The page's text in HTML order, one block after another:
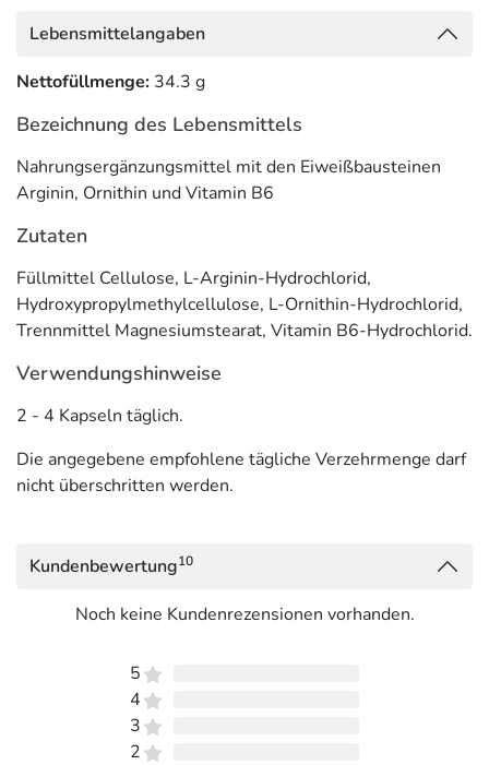
Lebensmittelangaben
Nettofüllmenge: 34.3 g
Bezeichnung des Lebensmittels
Nahrungsergänzungsmittel mit den Eiweißbausteinen
Arginin, Ornithin und Vitamin B6
Zutaten
Füllmittel Cellulose, L-Arginin-Hydrochlorid,
Hydroxypropylmethylcellulose, L-Ornithin-Hydrochlorid,
Trennmittel Magnesiumstearat, Vitamin B6-Hydrochlorid.
Verwendungshinweise
2 - 4 Kapseln täglich.
Die angegebene empfohlene tägliche Verzehrmenge darf
nicht überschritten werden.
Kundenbewertung10
Noch keine Kundenrezensionen vorhanden.
5
4
3
2